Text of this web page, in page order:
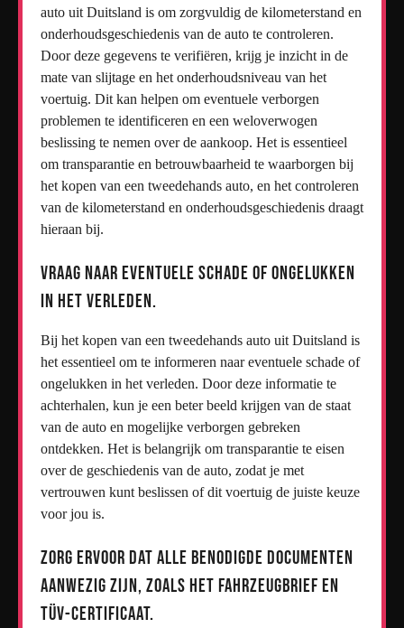
auto uit Duitsland is om zorgvuldig de kilometerstand en
onderhoudsgeschiedenis van de auto te controleren.
Door deze gegevens te verifiëren, krijg je inzicht in de
mate van slijtage en het onderhoudsniveau van het
voertuig. Dit kan helpen om eventuele verborgen
problemen te identificeren en een weloverwogen
beslissing te nemen over de aankoop. Het is essentieel
om transparantie en betrouwbaarheid te waarborgen bij
het kopen van een tweedehands auto, en het controleren
van de kilometerstand en onderhoudsgeschiedenis draagt
hieraan bij.
Vraag naar eventuele schade of ongelukken
in het verleden.
Bij het kopen van een tweedehands auto uit Duitsland is
het essentieel om te informeren naar eventuele schade of
ongelukken in het verleden. Door deze informatie te
achterhalen, kun je een beter beeld krijgen van de staat
van de auto en mogelijke verborgen gebreken
ontdekken. Het is belangrijk om transparantie te eisen
over de geschiedenis van de auto, zodat je met
vertrouwen kunt beslissen of dit voertuig de juiste keuze
voor jou is.
Zorg ervoor dat alle benodigde documenten
aanwezig zijn, zoals het Fahrzeugbrief en
TÜV-certificaat.